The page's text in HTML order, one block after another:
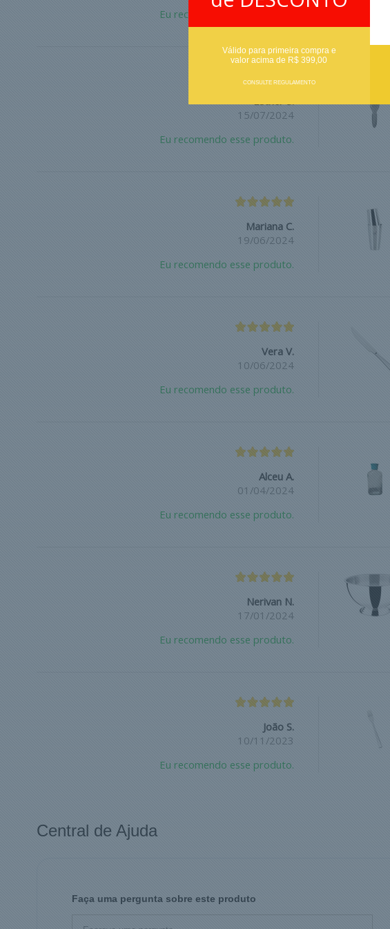
Válido para primeira compra e
valor acima de R$ 399,00
CONSULTE REGULAMENTO
Eu recomendo esse produto.
Esther S.
15/07/2024
Eu recomendo esse produto.
Mariana C.
19/06/2024
Eu recomendo esse produto.
Vera V.
10/06/2024
Eu recomendo esse produto.
Alceu A.
01/04/2024
Eu recomendo esse produto.
Nerivan N.
17/01/2024
Eu recomendo esse produto.
João S.
10/11/2023
Eu recomendo esse produto.
Central de Ajuda
Faça uma pergunta sobre este produto